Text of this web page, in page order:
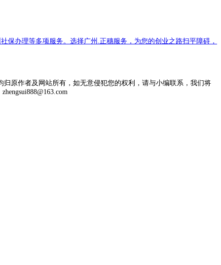
办理等多项服务。选择广州.正穗服务，为您的创业之路扫平障碍，
原作者及网站所有，如无意侵犯您的权利，请与小编联系，我们将